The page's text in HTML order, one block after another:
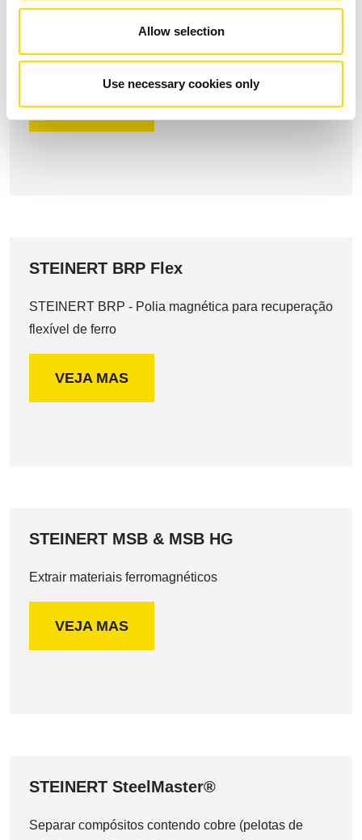
Allow selection
Use necessary cookies only
Extrair materiais ferromagnéticos
VEJA MAS
STEINERT BRP Flex
STEINERT BRP - Polia magnética para recuperação
flexível de ferro
VEJA MAS
STEINERT MSB & MSB HG
Extrair materiais ferromagnéticos
VEJA MAS
STEINERT SteelMaster®
Separar compósitos contendo cobre (pelotas de